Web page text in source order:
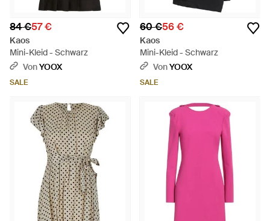
84 €57 €
Kaos
Mini-Kleid - Schwarz
VonYOOX
SALE
60 €56 €
Kaos
Mini-Kleid - Schwarz
VonYOOX
SALE